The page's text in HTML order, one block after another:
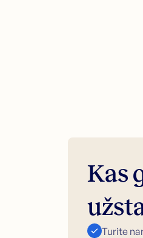
Kas
Turite